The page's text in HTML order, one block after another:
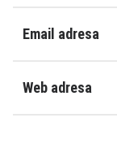
Email adresa
Web adresa